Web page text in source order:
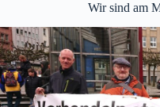
Wir sind am